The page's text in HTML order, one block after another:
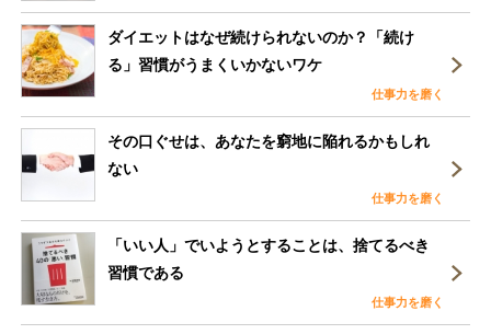
ダイエットはなぜ続けられないのか？「続け
る」習慣がうまくいかないワケ
仕事力を磨く
その口ぐせは、あなたを窮地に陥れるかもしれ
ない
仕事力を磨く
「いい人」でいようとすることは、捨てるべき
習慣である
仕事力を磨く